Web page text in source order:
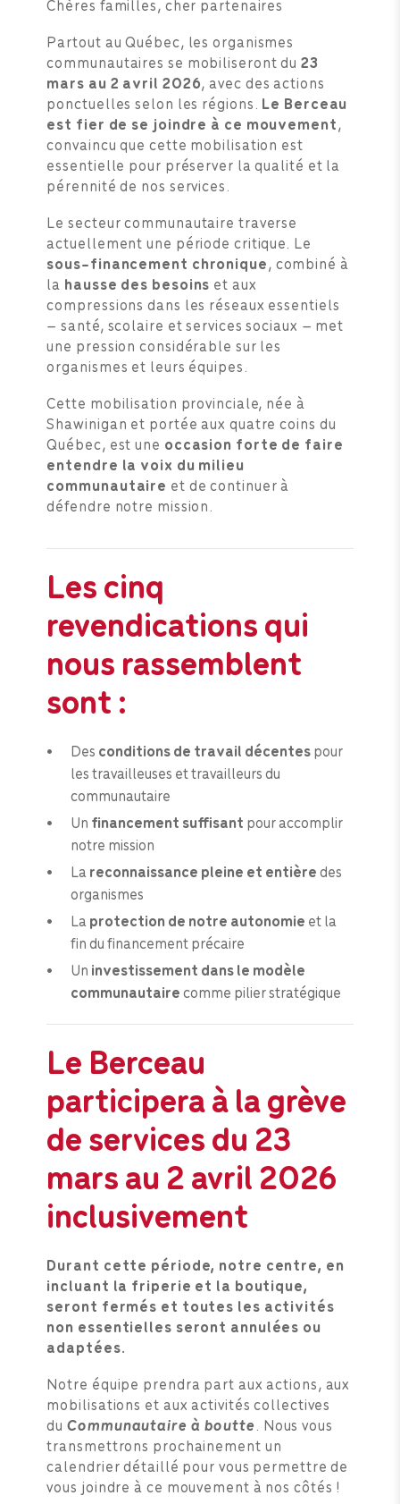
Partout au Québec, les organismes
communautaires se mobiliseront du23
mars au 2 avril 2026, avec des actions
ponctuelles selon les régions. Le Berceau
est fier de se joindre à ce mouvement,
convaincu que cette mobilisation est
essentielle pour préserver la qualité et la
pérennité de nos services.
Le secteur communautaire traverse
actuellement une période critique. Le
sous-financement chronique, combiné à
la hausse des besoins et aux
compressions dans les réseaux essentiels
– santé, scolaire et services sociaux – met
une pression considérable sur les
organismes et leurs équipes.
Cette mobilisation provinciale, née à
Shawinigan et portée aux quatre coins du
Québec, est une occasion forte de faire
entendre la voix du milieu
communautaire et de continuer à
défendre notre mission.
Les cinq
revendications qui
nous rassemblent
sont :
Des conditions de travail décentespour
les travailleuses et travailleurs du
communautaire
Un financement suffisant pour accomplir
notre mission
Lareconnaissance pleine et entièredes
organismes
Laprotection de notre autonomie et la
fin du financement précaire
Un investissement dans le modèle
communautairecomme pilier stratégique
Le Berceau
participera à la grève
de services du 23
mars au 2 avril 2026
inclusivement
Durant cette période, notre centre, en
incluant la friperie et la boutique,
seront fermés et toutes les activités
non essentielles seront annulées ou
adaptées.
Notre équipe prendra part aux actions, aux
mobilisations et aux activités collectives
du Communautaire à boutte. Nous vous
transmettrons prochainement un
calendrier détaillé pour vous permettre de
vous joindre à ce mouvement à nos côtés !